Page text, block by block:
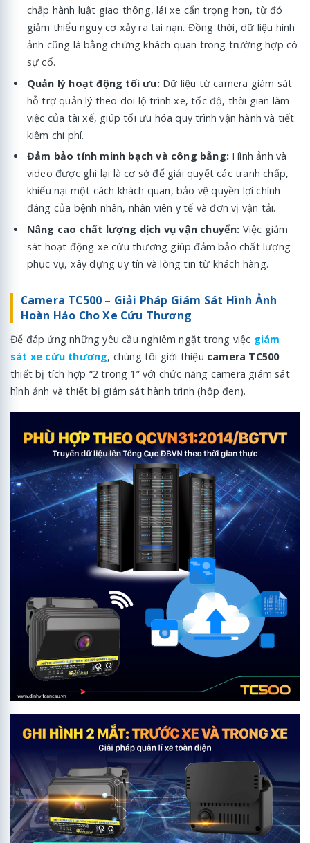
chấp hành luật giao thông, lái xe cẩn trọng hơn, từ đó
giảm thiểu nguy cơ xảy ra tai nạn. Đồng thời, dữ liệu hình
ảnh cũng là bằng chứng khách quan trong trường hợp có
sự cố.
Quản lý hoạt động tối ưu: Dữ liệu từ camera giám sát
hỗ trợ quản lý theo dõi lộ trình xe, tốc độ, thời gian làm
việc của tài xế, giúp tối ưu hóa quy trình vận hành và tiết
kiệm chi phí.
Đảm bảo tính minh bạch và công bằng: Hình ảnh và
video được ghi lại là cơ sở để giải quyết các tranh chấp,
khiếu nại một cách khách quan, bảo vệ quyền lợi chính
đáng của bệnh nhân, nhân viên y tế và đơn vị vận tải.
Nâng cao chất lượng dịch vụ vận chuyển: Việc giám
sát hoạt động xe cứu thương giúp đảm bảo chất lượng
phục vụ, xây dựng uy tín và lòng tin từ khách hàng.
Camera TC500 – Giải Pháp Giám Sát Hình Ảnh
Hoàn Hảo Cho Xe Cứu Thương
Để đáp ứng những yêu cầu nghiêm ngặt trong việc giám
sát xe cứu thương, chúng tôi giới thiệu camera TC500–
thiết bị tích hợp “2 trong 1” với chức năng camera giám sát
hình ảnh và thiết bị giám sát hành trình (hộp đen).